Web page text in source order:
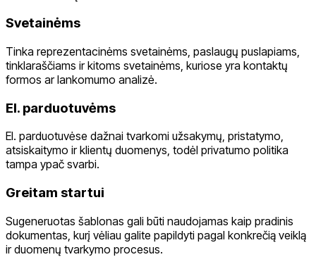
Svetainėms
Tinka reprezentacinėms svetainėms, paslaugų puslapiams,
tinklaraščiams ir kitoms svetainėms, kuriose yra kontaktų
formos ar lankomumo analizė.
El. parduotuvėms
El. parduotuvėse dažnai tvarkomi užsakymų, pristatymo,
atsiskaitymo ir klientų duomenys, todėl privatumo politika
tampa ypač svarbi.
Greitam startui
Sugeneruotas šablonas gali būti naudojamas kaip pradinis
dokumentas, kurį vėliau galite papildyti pagal konkrečią veiklą
ir duomenų tvarkymo procesus.